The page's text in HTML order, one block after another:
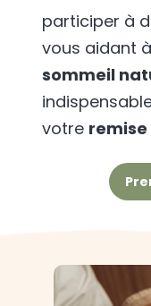
participer à
vous aidant
sommeil
votre